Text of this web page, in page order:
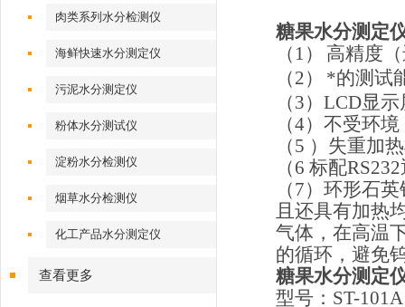
肉类系列水分检测仪
海鲜快速水分测定仪
污泥水分测定仪
粉体水分测试仪
淀粉水分检测仪
烟草水分检测仪
化工产品水分测定仪
查看更多
糖果水分测定
（ 1）
高精度
（2）
*的测试
（3） LCD显
（4）不受环
（5 ）失重加
（6 标配RS232
（7）环形石
且还具有加热
气体，在高温
的循环，避免
糖果水分测定
型号： ST-101A